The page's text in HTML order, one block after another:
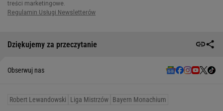
Dziękujemy za przeczytanie
Obserwuj nas
Robert Lewandowski Liga Mistrzów Bayern Monachium